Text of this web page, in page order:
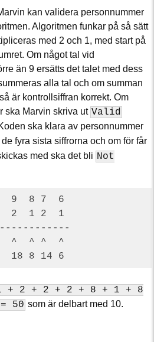
kan validera personnummer
Algoritmen funkar på så sätt
med 2 och 1, med start på
Om något tal vid
än 9 ersätts det talet med dess
alla tal och om summan
är kontrollsiffran korrekt. Om
ska Marvin skriva ut Valid
ska klara av personnummer
fyra sista siffrorna och om för får
med ska det bli Not
9  8 7  6
2  1 2  1
^  ^ ^  ^
+ 2 + 2 + 2 + 8 + 1 + 8
50 som är delbart med 10.